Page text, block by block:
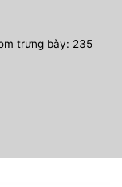
trưng bày: 235